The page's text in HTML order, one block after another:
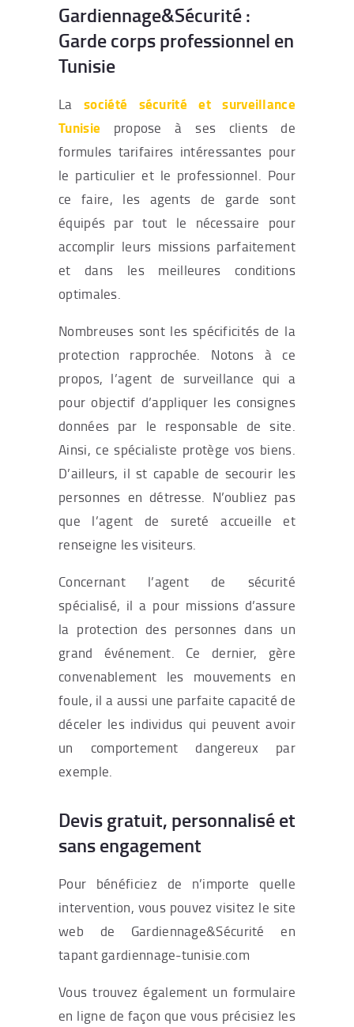
Gardiennage&Sécurité :
Garde corps professionnel en
Tunisie
Lasociété sécurité et surveillance
Tunisie
propose à ses clients de
formules tarifaires intéressantes pour
le particulier et le professionnel. Pour
ce faire, les agents de garde sont
équipés par tout le nécessaire pour
accomplir leurs missions parfaitement
et dans les meilleures conditions
optimales.
Nombreuses sont les spécificités de la
protection rapprochée. Notons à ce
propos, l’agent de surveillance qui a
pour objectif d’appliquer les consignes
données par le responsable de site.
Ainsi, ce spécialiste protège vos biens.
D’ailleurs, il st capable de secourir les
personnes en détresse. N’oubliez pas
que l’agent de sureté accueille et
renseigne les visiteurs.
Concernant l’agent de sécurité
spécialisé, il a pour missions d’assure
la protection des personnes dans un
grand événement. Ce dernier, gère
convenablement les mouvements en
foule, il a aussi une parfaite capacité de
déceler les individus qui peuvent avoir
un comportement dangereux par
exemple.
Devis gratuit, personnalisé et
sans engagement
Pour bénéficiez de n’importe quelle
intervention, vous pouvez visitez le site
web de Gardiennage&Sécurité en
tapant gardiennage-tunisie.com
Vous trouvez également un formulaire
en ligne de façon que vous précisiez les